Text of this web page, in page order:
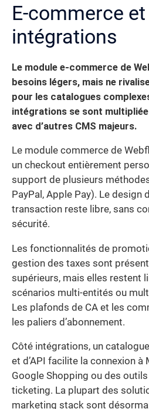
E-commerce et
intégrations
Le module e-commerce de
besoins légers, mais ne
pour les catalogues
intégrations se sont
avec d’autres CMS majeurs.
Le module commerce de
un checkout entièrement
support de plusieurs
PayPal, Apple Pay). Le design
transaction reste libre, sans
sécurité.
Les fonctionnalités de
gestion des taxes sont
supérieurs, mais elles restent
scénarios multi-entités ou
Les plafonds de CA et les
les paliers d’abonnement.
Côté intégrations, un
et d’API facilite la connexion à
Google Shopping ou des
ticketing. La plupart des
marketing stack sont